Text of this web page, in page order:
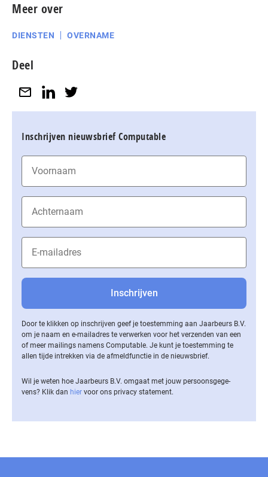
Meer over
DIENSTEN OVERNAME
Deel
Inschrijven nieuwsbrief Computable
Door te klikken op inschrijven geef je toestemming aan Jaarbeurs B.V.
om je naam en e-mailadres te verwerken voor het verzenden van een
of meer mailings namens Computable. Je kunt je toestemming te
allen tijde intrekken via de af­meld­func­tie in de nieuwsbrief.
Wil je weten hoe Jaarbeurs B.V. omgaat met jouw per­soons­ge­ge­
vens? Klik dan hier voor ons privacy statement.